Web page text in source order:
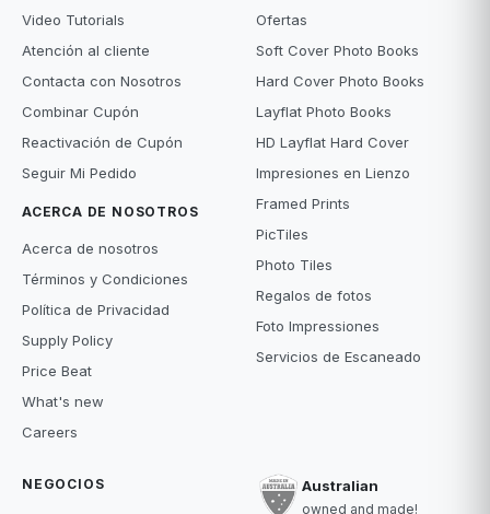
Video Tutorials
Atención al cliente
Contacta con Nosotros
Combinar Cupón
Reactivación de Cupón
Seguir Mi Pedido
ACERCA DE NOSOTROS
Acerca de nosotros
Términos y Condiciones
Política de Privacidad
Supply Policy
Price Beat
What's new
Careers
Ofertas
Soft Cover Photo Books
Hard Cover Photo Books
Layflat Photo Books
HD Layflat Hard Cover
Impresiones en Lienzo
Framed Prints
PicTiles
Photo Tiles
Regalos de fotos
Foto Impressiones
Servicios de Escaneado
NEGOCIOS Australian
owned and made!